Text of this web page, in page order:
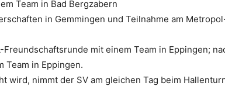
Team in Bad Bergzabern
in Gemmingen und Teilnahme am
Freundschaftsrunde mit einem Team in Eppingen;
Team in Eppingen.
wird, nimmt der SV am gleichen Tag beim